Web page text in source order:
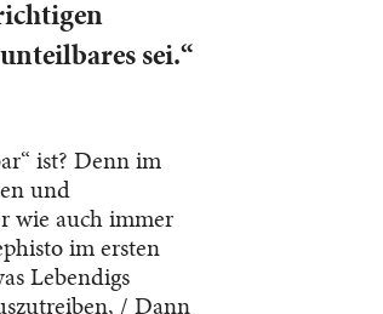
sei.“
ist? Denn im
und
wie auch immer
im ersten
Lebendigs
/ Dann